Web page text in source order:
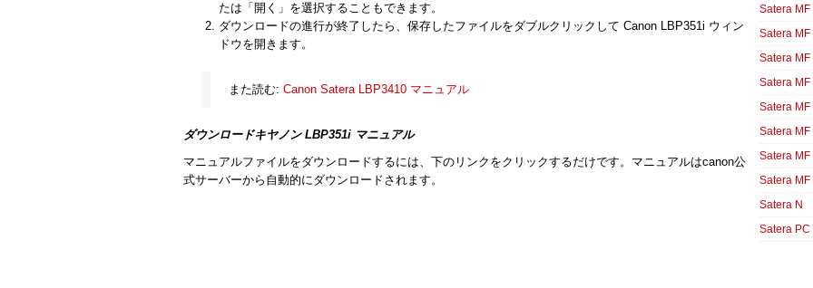
たは「開く」を選択することもできます。
ダウンロードの進行が終了したら、保存したファイルをダブルクリックして Canon LBP351i ウィン
ドウを開きます。
また読む: Canon Satera LBP3410 マニュアル
ダウンロードキヤノン LBP351i マニュアル
マニュアルファイルをダウンロードするには、下のリンクをクリックするだけです。マニュアルはcanon公
式サーバーから自動的にダウンロードされます。
Satera MF
Satera MF
Satera MF
Satera MF
Satera MF
Satera MF
Satera MF
Satera MF
Satera N
Satera PC